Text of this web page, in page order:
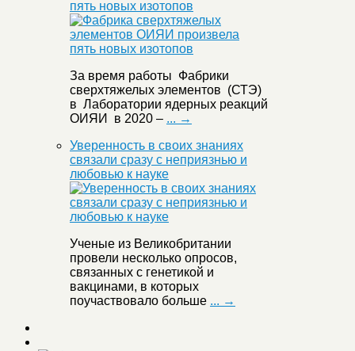
пять новых изотопов
За время работы Фабрики
сверхтяжелых элементов (СТЭ)
в Лаборатории ядерных реакций
ОИЯИ в 2020 – ... →
Уверенность в своих знаниях
связали сразу с неприязнью и
любовью к науке
Ученые из Великобритании
провели несколько опросов,
связанных с генетикой и
вакцинами, в которых
поучаствовало больше ... →